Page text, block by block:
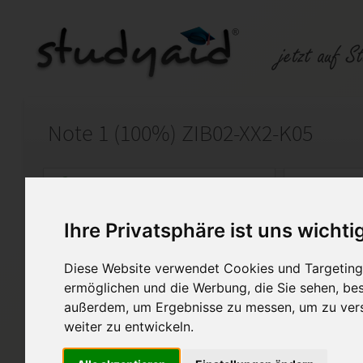
Ihre Privatsphäre ist uns
Diese Website verwendet Cookies und
ermöglichen und die Werbung, die Sie sehen,
außerdem, um Ergebnisse zu messen, um zu
weiter zu entwickeln.
Note 1 (100%) ZIB02-XX2-K05
Auf StudyAid.de verkaufen
Startseite Rechnungswesen
Einsendeaufgabe ZIB02,
Hallo,
ich stelle meine selbst